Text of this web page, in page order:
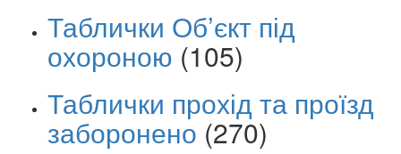
Таблички Об’єкт під
охороною (105)
Таблички прохід та проїзд
заборонено (270)